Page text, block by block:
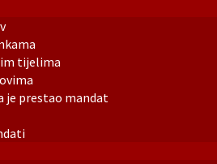
tijelima
je prestao mandat